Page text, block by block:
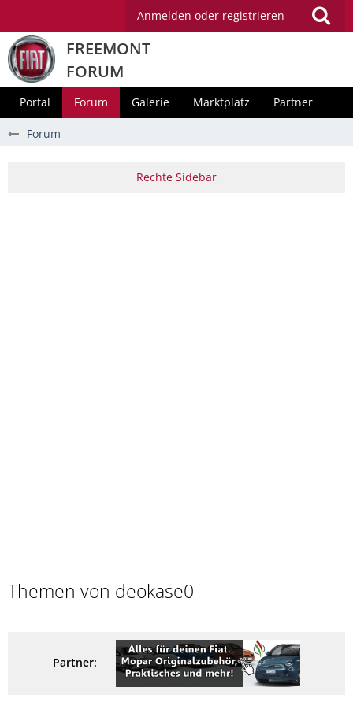
Anmelden oder registrieren
FREEMONT
FORUM
Portal Forum Galerie Marktplatz Partner
Forum
Themen von deokase0
Partner: